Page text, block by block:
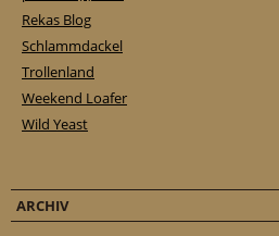
Rekas Blog
Schlammdackel
Trollenland
Weekend Loafer
Wild Yeast
ARCHIV